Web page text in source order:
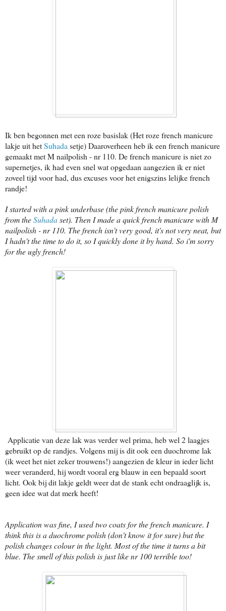
Ik ben begonnen met een roze basislak (Het roze french manicure
lakje uit hetSuhada setje) Daaroverheen heb ik een french manicure
gemaakt met M nailpolish - nr 110. De french manicure is niet zo
supernetjes, ik had even snel wat opgedaan aangezien ik er niet
zoveel tijd voor had, dus excuses voor het enigszins lelijke french
randje!
I started with a pink underbase (the pink french manicure polish
from theSuhadaset). Then I made a quick french manicure with M
nailpolish - nr 110. The french isn't very good, it's not very neat, but
I hadn't the time to do it, so I quickly done it by hand. So i'm sorry
for the ugly french!
Applicatie van deze lak was verder wel prima, heb wel 2 laagjes
gebruikt op de randjes. Volgens mij is dit ook een duochrome lak
(ik weet het niet zeker trouwens!) aangezien de kleur in ieder licht
weer veranderd, hij wordt vooral erg blauw in een bepaald soort
licht. Ook bij dit lakje geldt weer dat de stank echt ondraaglijk is,
geen idee wat dat merk heeft!
Application was fine, I used two coats for the french manicure. I
think this is a duochrome polish (don't know it for sure) but the
polish changes colour in the light. Most of the time it turns a bit
blue. The smell of this polish is just like nr 100 terrible too!